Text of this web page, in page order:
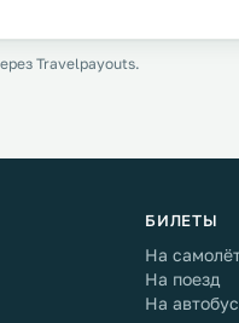
Travelpayouts.
БИЛЕТЫ
На
На поезд
На автобус